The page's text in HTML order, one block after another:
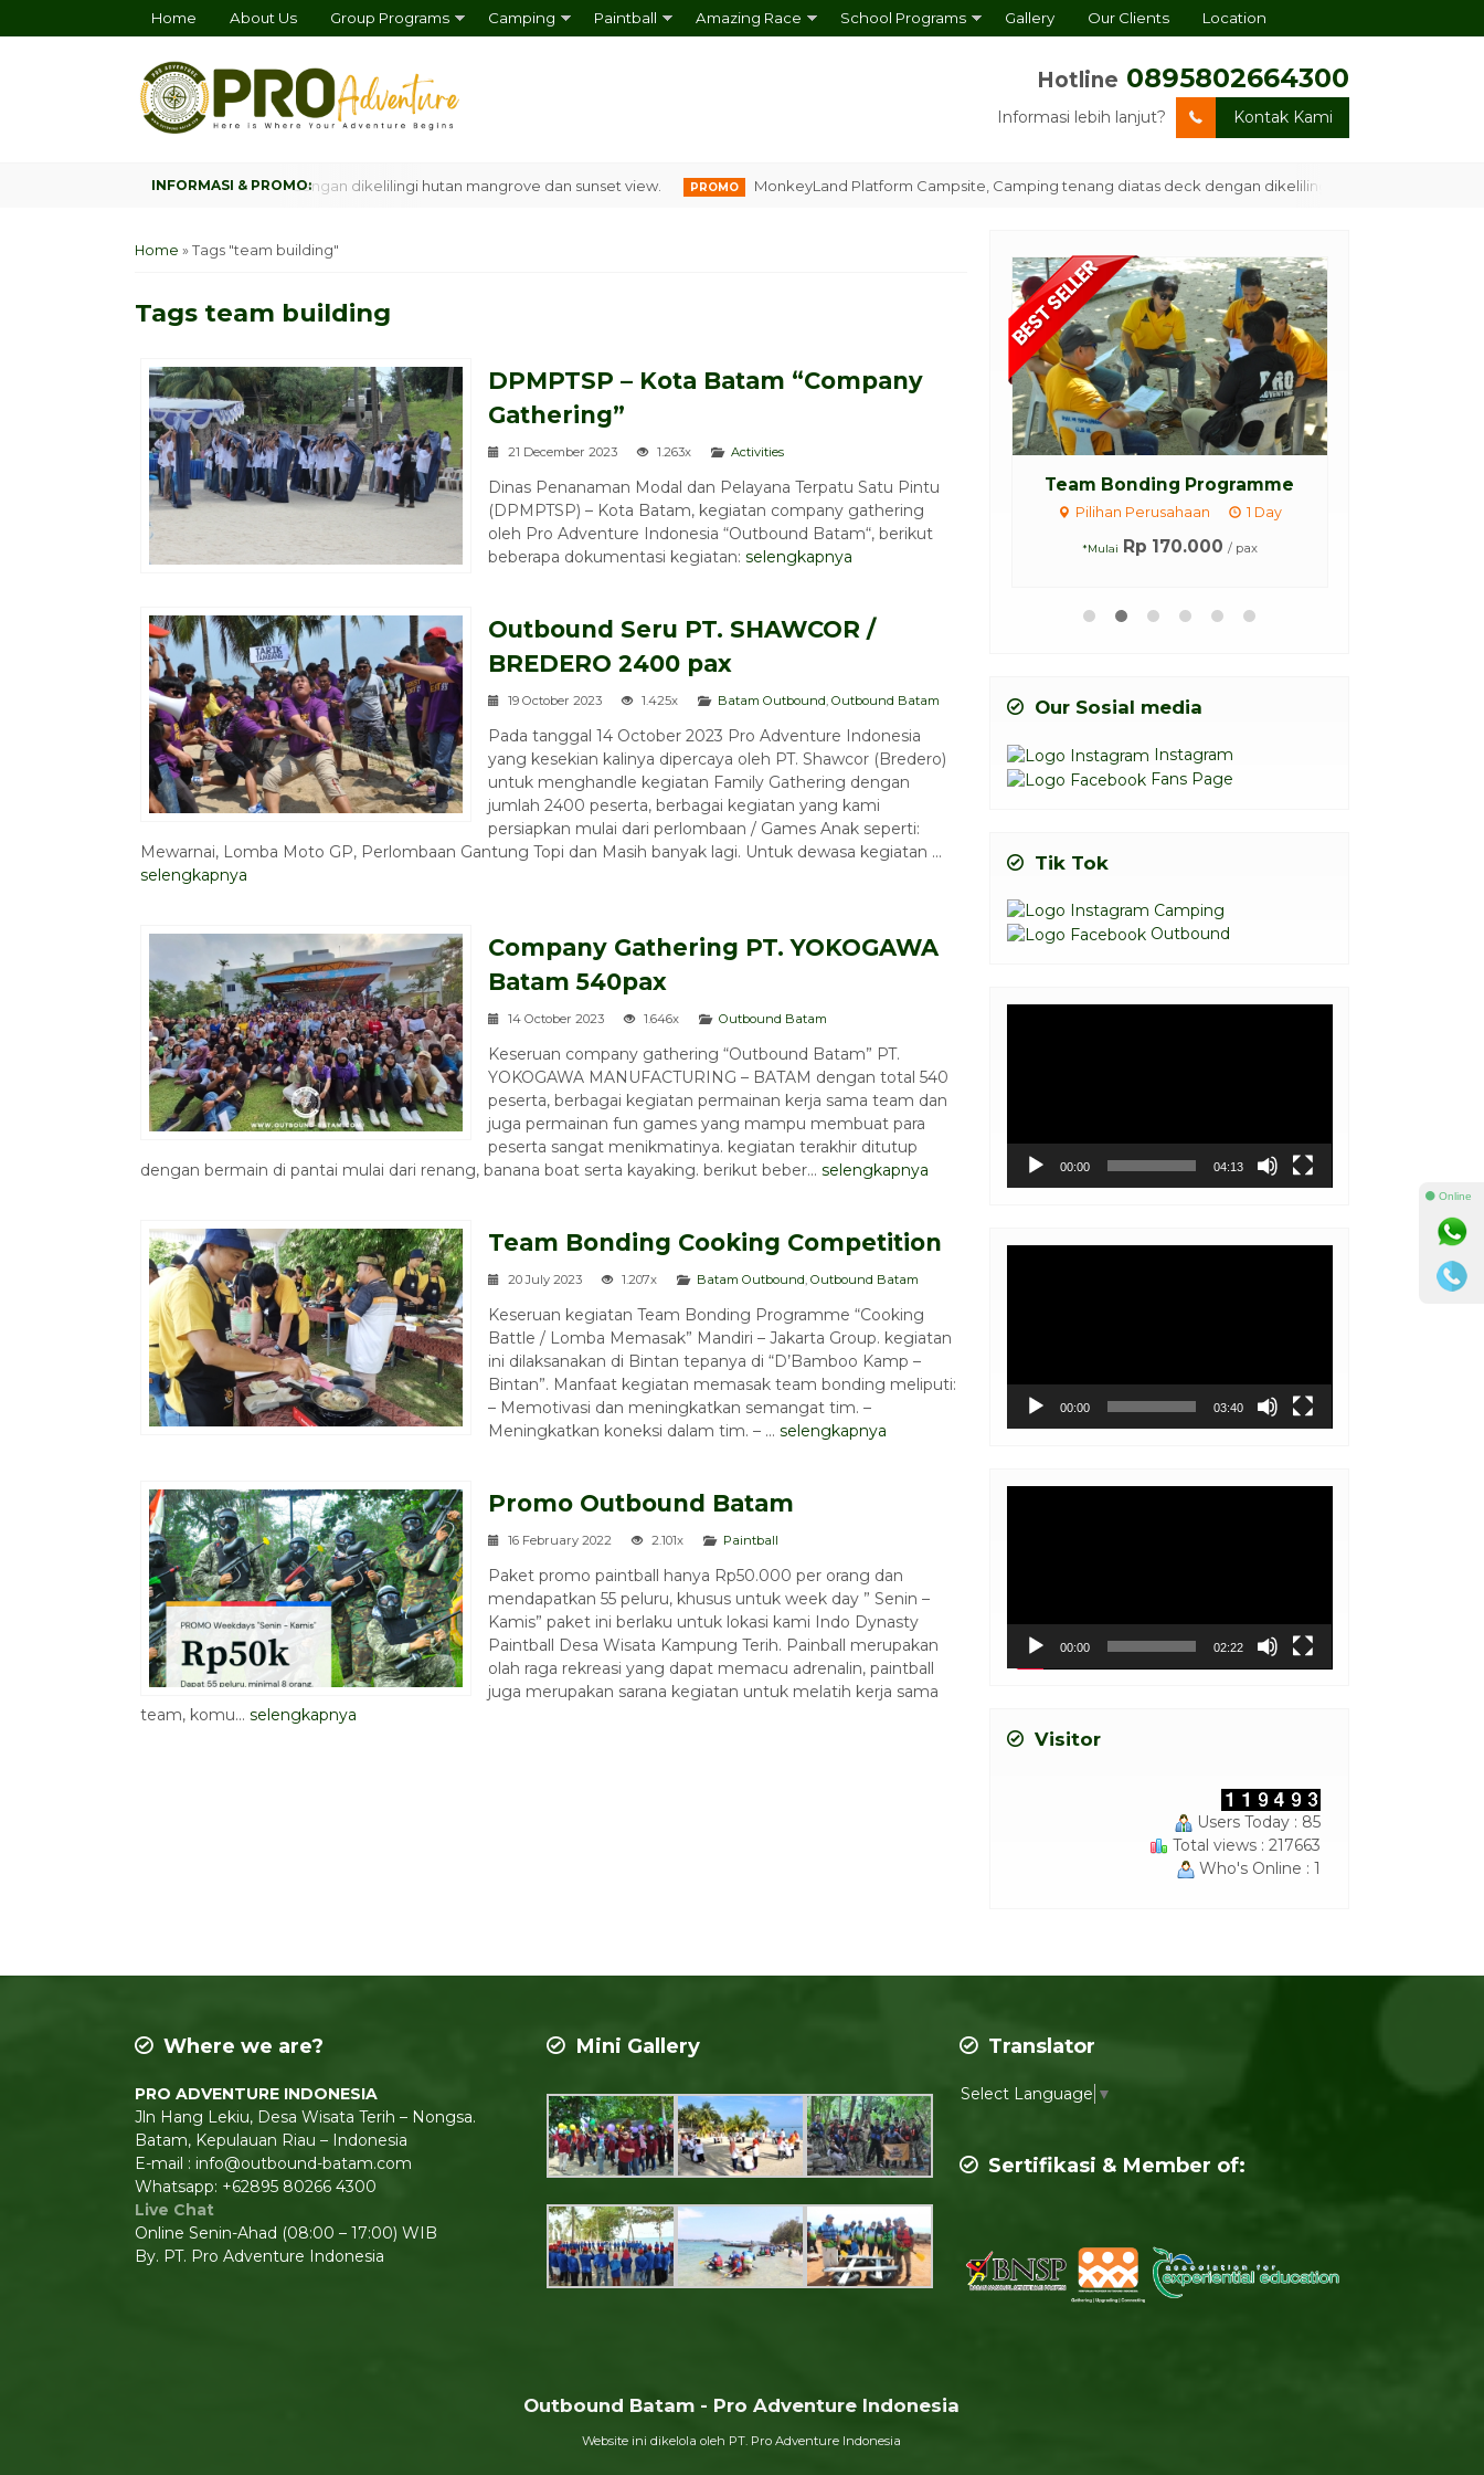
Home About Us Group Programs Camping Paintball Amazing Race School Programs Gallery Our Clients Location
Hotline 0895802664300
Informasi lebih lanjut? Kontak Kami
Camping tenang diatas deck dengan dikelilingi hutan mangrove dan sunset view. PROMO MonkeyLand Platform Campsite, Camping tenang diatas deck dengan dikelilingi hutan mangrove dan
Home » Tags "team building"
Tags team building
DPMPTSP – Kota Batam “Company
Gathering”
21 December 2023 1.263x Activities
Dinas Penanaman Modal dan Pelayana Terpatu Satu Pintu
(DPMPTSP) – Kota Batam, kegiatan company gathering
oleh Pro Adventure Indonesia “Outbound Batam“, berikut
beberapa dokumentasi kegiatan: selengkapnya
Outbound Seru PT. SHAWCOR /
BREDERO 2400 pax
19 October 2023 1.425x Batam Outbound, Outbound Batam
Pada tanggal 14 October 2023 Pro Adventure Indonesia
yang kesekian kalinya dipercaya oleh PT. Shawcor (Bredero)
untuk menghandle kegiatan Family Gathering dengan
jumlah 2400 peserta, berbagai kegiatan yang kami
persiapkan mulai dari perlombaan / Games Anak seperti:
Mewarnai, Lomba Moto GP, Perlombaan Gantung Topi dan Masih banyak lagi. Untuk dewasa kegiatan ...
selengkapnya
Company Gathering PT. YOKOGAWA
Batam 540pax
14 October 2023 1.646x Outbound Batam
Keseruan company gathering “Outbound Batam” PT.
YOKOGAWA MANUFACTURING – BATAM dengan total 540
peserta, berbagai kegiatan permainan kerja sama team dan
juga permainan fun games yang mampu membuat para
peserta sangat menikmatinya. kegiatan terakhir ditutup
dengan bermain di pantai mulai dari renang, banana boat serta kayaking. berikut beber... selengkapnya
Team Bonding Cooking Competition
20 July 2023 1.207x Batam Outbound, Outbound Batam
Keseruan kegiatan Team Bonding Programme “Cooking
Battle / Lomba Memasak” Mandiri – Jakarta Group. kegiatan
ini dilaksanakan di Bintan tepanya di “D’Bamboo Kamp –
Bintan”. Manfaat kegiatan memasak team bonding meliputi:
– Memotivasi dan meningkatkan semangat tim. –
Meningkatkan koneksi dalam tim. – ... selengkapnya
Promo Outbound Batam
16 February 2022 2.101x Paintball
Paket promo paintball hanya Rp50.000 per orang dan
mendapatkan 55 peluru, khusus untuk week day ” Senin –
Kamis” paket ini berlaku untuk lokasi kami Indo Dynasty
Paintball Desa Wisata Kampung Terih. Painball merupakan
olah raga rekreasi yang dapat memacu adrenalin, paintball
juga merupakan sarana kegiatan untuk melatih kerja sama
team, komu... selengkapnya
Paintball Nongsa Foreigner
Pro Adventure Camp
*Mulai Rp 250.000
Team Bonding Programme
Pilihan Perusahaan 1 Day
*Mulai Rp 170.000 / pax
Our Sosial media
Instagram
Fans Page
Tik Tok
Camping
Outbound
00:00 04:13
00:00 03:40
00:00 02:22
Visitor
Users Today : 85
Total views : 217663
Who's Online : 1
Where we are?
PRO ADVENTURE INDONESIA
Jln Hang Lekiu, Desa Wisata Terih – Nongsa.
Batam, Kepulauan Riau – Indonesia
E-mail : info@outbound-batam.com
Whatsapp: +62895 80266 4300
Live Chat
Online Senin-Ahad (08:00 – 17:00) WIB
By. PT. Pro Adventure Indonesia
Mini Gallery Translator
Select Language ▼
Sertifikasi & Member of:
Outbound Batam - Pro Adventure Indonesia
Website ini dikelola oleh PT. Pro Adventure Indonesia
⚫ Online